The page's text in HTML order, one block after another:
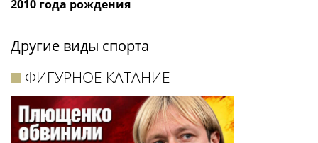
2010 года рождения
Другие виды спорта
ФИГУРНОЕ КАТАНИЕ